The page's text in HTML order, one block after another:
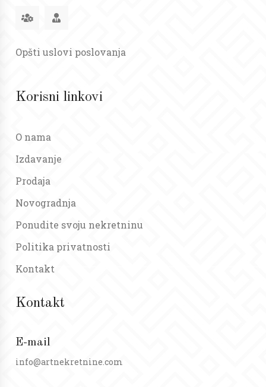
Opšti uslovi poslovanja
Korisni linkovi
O nama
Izdavanje
Prodaja
Novogradnja
Ponudite svoju nekretninu
Politika privatnosti
Kontakt
Kontakt
E-mail
info@artnekretnine.com